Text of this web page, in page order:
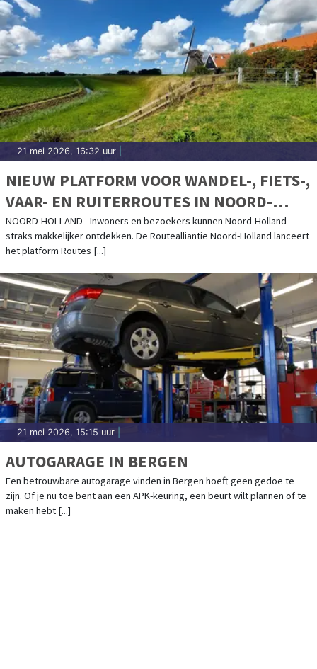
21 mei 2026, 16:32 uur
NIEUW PLATFORM VOOR WANDEL-, FIETS-,
VAAR- EN RUITERROUTES IN NOORD-
HOLLAND
NOORD-HOLLAND - Inwoners en bezoekers kunnen Noord-Holland
straks makkelijker ontdekken. De Routealliantie Noord-Holland lanceert
het platform Routes [...]
21 mei 2026, 15:15 uur
AUTOGARAGE IN BERGEN
Een betrouwbare autogarage vinden in Bergen hoeft geen gedoe te
zijn. Of je nu toe bent aan een APK-keuring, een beurt wilt plannen of te
maken hebt [...]